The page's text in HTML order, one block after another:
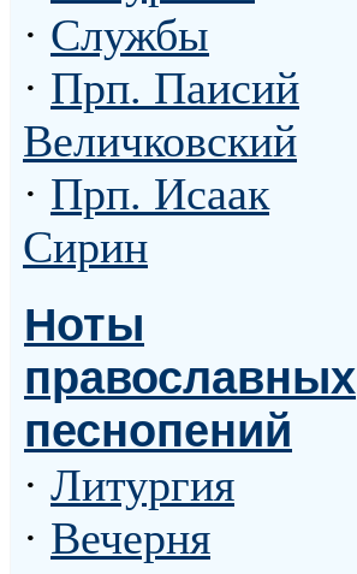
· Службы
· Прп. Паисий
Величковский
· Прп. Исаак
Сирин
Ноты
православных
песнопений
· Литургия
· Вечерня